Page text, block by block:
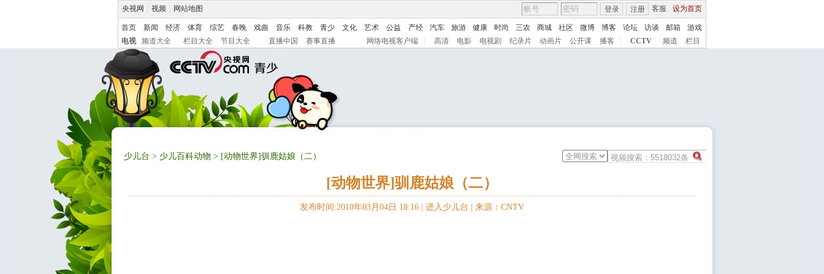
央视网 视频 网站地图 客服 设为首页
登录 注册
首页 新闻 经济 体育 综艺 春晚 戏曲 音乐 科教 青少 文化 艺术 公益 产经 汽车 旅游 健康 时尚 三农 商城 社区 微博 博客 论坛 访谈 邮箱
游戏
电视
频道大全 栏目大全 节目大全 直播中国 赛事直播 网络电视客户端 高清 电影 电视剧 纪录片 动画片 公开课 播客 CCTV 频道 栏目
少儿台 > 少儿百科动物 > [动物世界]驯鹿姑娘（二）
[动物世界]驯鹿姑娘（二）
发布时间:2010年03月04日 18:16 | 进入少儿台 来源：CNTV